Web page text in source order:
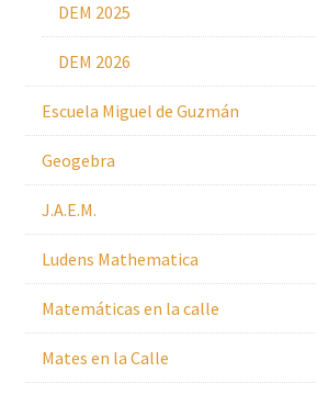
DEM 2025
DEM 2026
Escuela Miguel de Guzmán
Geogebra
J.A.E.M.
Ludens Mathematica
Matemáticas en la calle
Mates en la Calle